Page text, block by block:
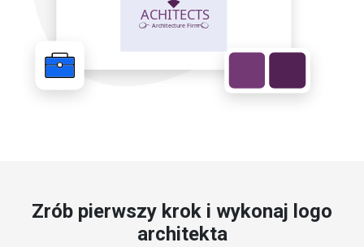
Zrób pierwszy krok i wykonaj logo
architekta